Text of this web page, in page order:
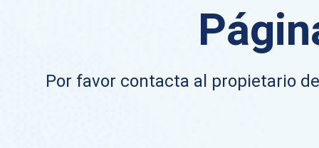
Por favor contacta al propietario